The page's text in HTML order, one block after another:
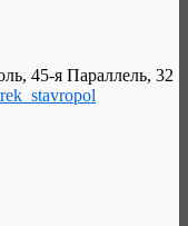
45-я Параллель, 32